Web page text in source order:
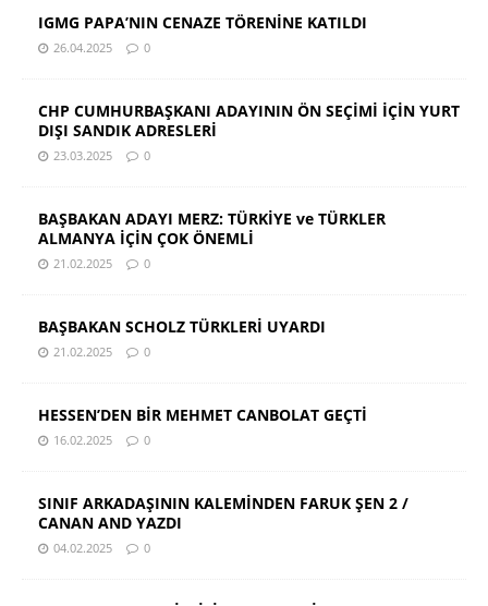
IGMG PAPA’NIN CENAZE TÖRENİNE KATILDI
26.04.2025 0
CHP CUMHURBAŞKANI ADAYININ ÖN SEÇİMİ İÇİN YURT
DIŞI SANDIK ADRESLERİ
23.03.2025 0
BAŞBAKAN ADAYI MERZ: TÜRKİYE ve TÜRKLER
ALMANYA İÇİN ÇOK ÖNEMLİ
21.02.2025 0
BAŞBAKAN SCHOLZ TÜRKLERİ UYARDI
21.02.2025 0
HESSEN’DEN BİR MEHMET CANBOLAT GEÇTİ
16.02.2025 0
SINIF ARKADAŞININ KALEMİNDEN FARUK ŞEN 2 /
CANAN AND YAZDI
04.02.2025 0